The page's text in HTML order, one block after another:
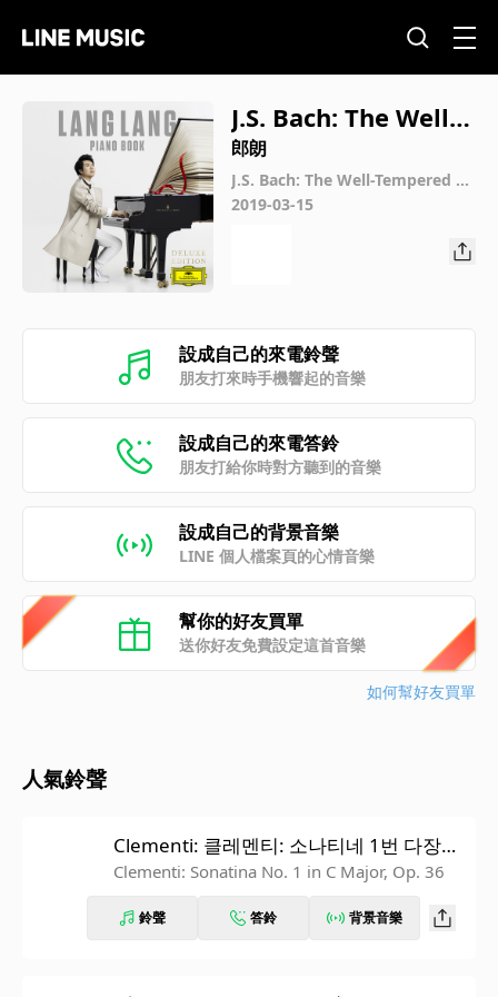
J.S. Bach: The Well-T
empered Clavier I,
Prelude & Fugue N
o. 1 in C Major, BWV
郎朗
J.S. Bach: The Well-Tempered Cl
avier, Book 1, BWV 846-869 / Pr
2019-03-15
設成自己的來電鈴聲
朋友打來時手機響起的音樂
設成自己的來電答鈴
朋友打給你時對方聽到的音樂
設成自己的背景音樂
LINE 個人檔案頁的心情音樂
幫你的好友買單
送你好友免費設定這首音樂
如何幫好友買單
人氣鈴聲
Clementi: 클레멘티: 소나티네 1번 다장
조, Op.36: 2. Andante
Clementi: Sonatina No. 1 in C Major, Op. 36
鈴聲 答鈴 背景音樂